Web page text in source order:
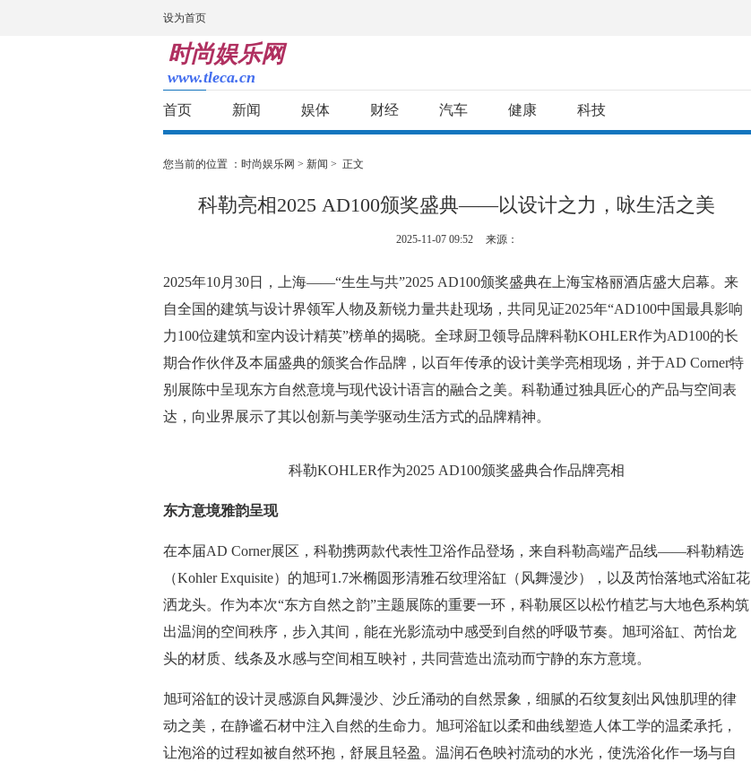
设为首页
时尚娱乐网
www.tleca.cn
首页 新闻 娱体 财经 汽车 健康 科技
您当前的位置 ： 时尚娱乐网 > 新闻 > 正文
科勒亮相2025 AD100颁奖盛典——以设计之力，咏生活之美
2025-11-07 09:52 来源：
2025年10月30日，上海——“生生与共”2025 AD100颁奖盛典在上海宝格丽酒店盛大启幕。来
自全国的建筑与设计界领军人物及新锐力量共赴现场，共同见证2025年“AD100中国最具影响
力100位建筑和室内设计精英”榜单的揭晓。全球厨卫领导品牌科勒KOHLER作为AD100的长
期合作伙伴及本届盛典的颁奖合作品牌，以百年传承的设计美学亮相现场，并于AD Corner特
别展陈中呈现东方自然意境与现代设计语言的融合之美。科勒通过独具匠心的产品与空间表
达，向业界展示了其以创新与美学驱动生活方式的品牌精神。
科勒KOHLER作为2025 AD100颁奖盛典合作品牌亮相
东方意境雅韵呈现
在本届AD Corner展区，科勒携两款代表性卫浴作品登场，来自科勒高端产品线——科勒精选
（Kohler Exquisite）的旭珂1.7米椭圆形清雅石纹理浴缸（风舞漫沙），以及芮怡落地式浴缸花
洒龙头。作为本次“东方自然之韵”主题展陈的重要一环，科勒展区以松竹植艺与大地色系构筑
出温润的空间秩序，步入其间，能在光影流动中感受到自然的呼吸节奏。旭珂浴缸、芮怡龙
头的材质、线条及水感与空间相互映衬，共同营造出流动而宁静的东方意境。
旭珂浴缸的设计灵感源自风舞漫沙、沙丘涌动的自然景象，细腻的石纹复刻出风蚀肌理的律
动之美，在静谧石材中注入自然的生命力。旭珂浴缸以柔和曲线塑造人体工学的温柔承托，
让泡浴的过程如被自然环抱，舒展且轻盈。温润石色映衬流动的水光，使洗浴化作一场与自